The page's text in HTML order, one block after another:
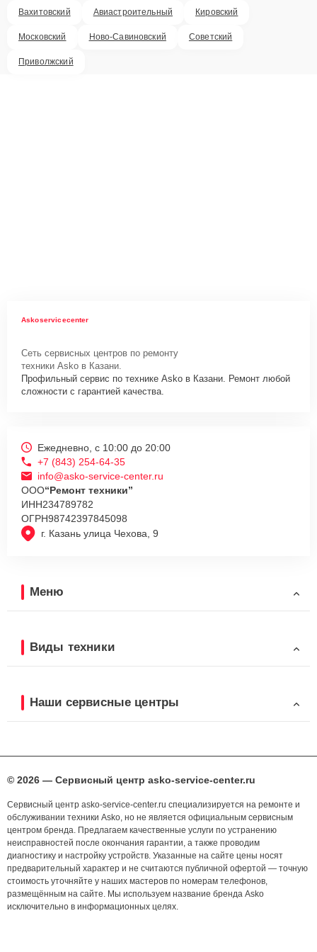
Вахитовский Авиастроительный Кировский
Московский Ново-Савиновский Советский
Приволжский
Askoservicecenter
Сеть сервисных центров по ремонту
техники Asko в Казани.
Профильный сервис по технике Asko в Казани. Ремонт любой
сложности с гарантией качества.
г. Казань улица Чехова, 9
Ежедневно, с 10:00 до 20:00
+7 (843) 254-64-35
info@asko-service-center.ru
ООО“Ремонт техники”
ИНН234789782
ОГРН98742397845098
Меню
Виды техники
Наши сервисные центры
© 2026 — Сервисный центр asko-service-center.ru
Сервисный центр asko-service-center.ru специализируется на ремонте и
обслуживании техники Asko, но не является официальным сервисным
центром бренда. Предлагаем качественные услуги по устранению
неисправностей после окончания гарантии, а также проводим
диагностику и настройку устройств. Указанные на сайте цены носят
предварительный характер и не считаются публичной офертой — точную
стоимость уточняйте у наших мастеров по номерам телефонов,
размещённым на сайте. Мы используем название бренда Asko
исключительно в информационных целях.